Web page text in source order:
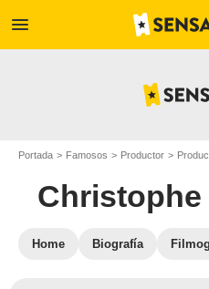
menu
Portada Famosos Productor
Home Biografía